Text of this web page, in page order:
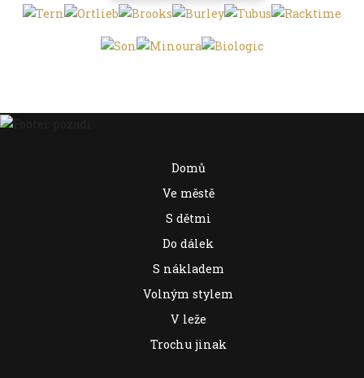
Domů
Ve městě
S dětmi
Do dálek
S nákladem
Volným stylem
V leže
Trochu jinak